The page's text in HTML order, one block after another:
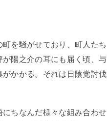
を騒がせており、町人たち
陽之介の耳にも届く頃、与
かかる。それは日陰党討伐
ちなんだ様々な組み合わせ